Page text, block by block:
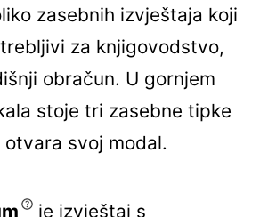
zasebnih izvještaja koji
za knjigovodstvo,
obračun. U gornjem
stoje tri zasebne tipke
svoj modal.
je izvještaj s